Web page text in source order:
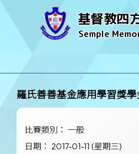
基督教四
Semple
羅氏善善基金應用學習獎學
比賽類別： 一般
日期： 2017-01-11 (星期三)